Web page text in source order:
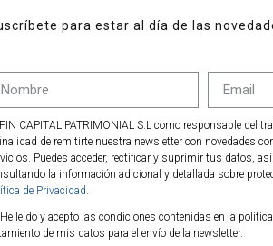
jubilarte, iniciar un nuevo
la estrategia adecuada.
Identificar las razones que te
¿Buscas maximizar ganancias,
buen asesoramiento:
de profesionales en finanzas, derecho
Su conocimiento especializado te
precisa de la empresa
potenciales
legales y fiscales
para estar al día de las
CAPITAL PATRIMONIAL S.L como responsable del
de remitirte nuestra newsletter con novedades
Puedes acceder, rectificar y suprimir tus datos,
la información adicional y detallada sobre
de Privacidad.
He leído y acepto las condiciones contenidas en la
de mis datos para el envío de la newsletter.